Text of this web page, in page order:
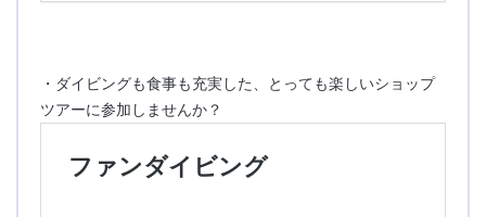
・ダイビングも食事も充実した、とっても楽しいショップ
ツアーに参加しませんか？